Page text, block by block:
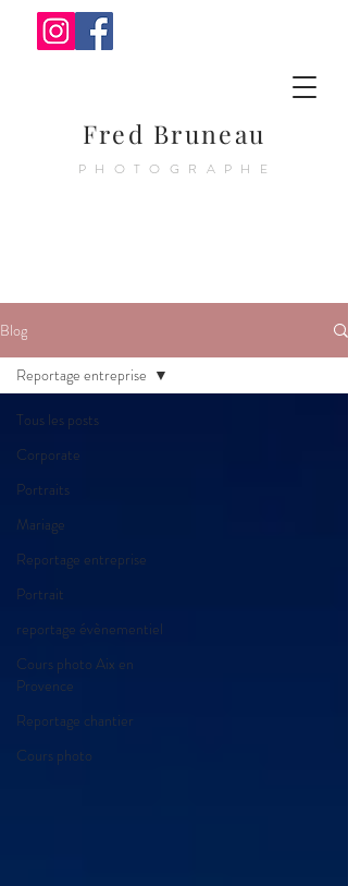
Fred Bruneau
PHOTOGRAPHE
Blog
Tous les posts
Corporate
Portraits
Mariage
Reportage entreprise
Portrait
reportage évènementiel
Cours photo Aix en
Provence
Reportage chantier
Cours photo
Reportage entreprise